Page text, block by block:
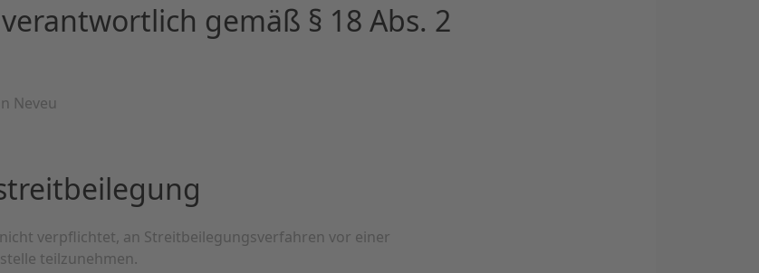
gemäß § 18 Abs. 2
Neveu
verpflichtet, an Streitbeilegungsverfahren vor einer
teilzunehmen.